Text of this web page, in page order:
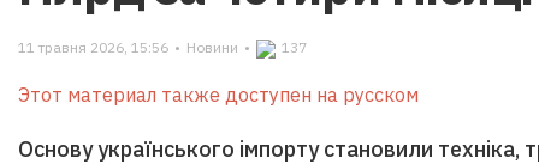
11 травня 2026, 15:56 • Новини • 137
Этот материал также доступен на русском
Основу українського імпорту становили техніка,